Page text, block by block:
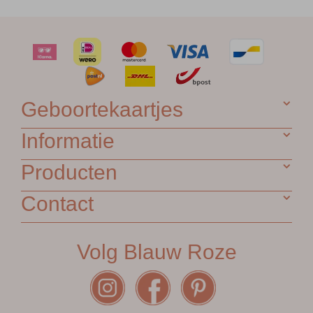
Geboortekaartjes
Informatie
Producten
Contact
Volg Blauw Roze